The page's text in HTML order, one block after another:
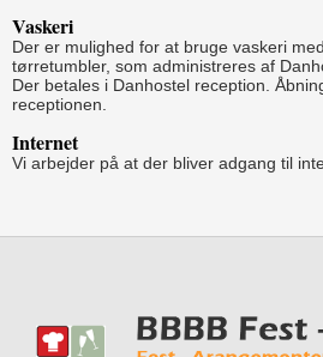
Vaskeri
Der er mulighed for at bruge vaskeri
tørretumbler, som administreres af
Der betales i Danhostel reception.
receptionen.
Internet
Vi arbejder på at der bliver adgang til